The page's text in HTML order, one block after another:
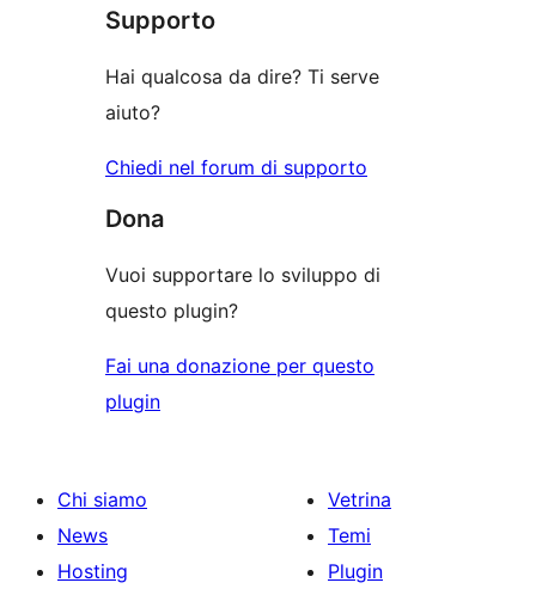
stelle
1-
Supporto
Hai qualcosa da dire? Ti serve
aiuto?
Chiedi nel forum di supporto
Dona
Vuoi supportare lo sviluppo di
questo plugin?
Fai una donazione per questo
plugin
Chi siamo
News
Hosting
Vetrina
Temi
Plugin